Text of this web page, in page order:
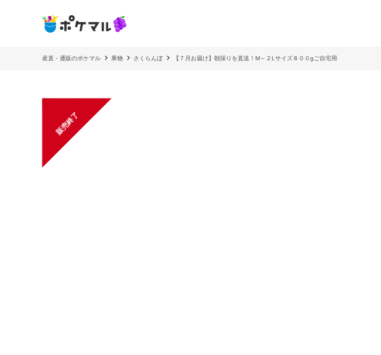
産直・通販のポケマル 果物 さくらんぼ 【７月お届け】朝採りを直送！M～２Lサイズ８００gご自宅用
販売終了